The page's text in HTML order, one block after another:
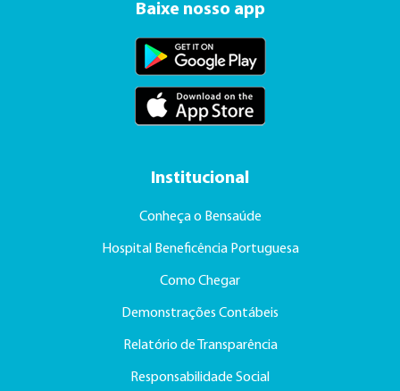
Baixe nosso app
Institucional
Conheça o Bensaúde
Hospital Beneficência Portuguesa
Como Chegar
Demonstrações Contábeis
Relatório de Transparência
Responsabilidade Social